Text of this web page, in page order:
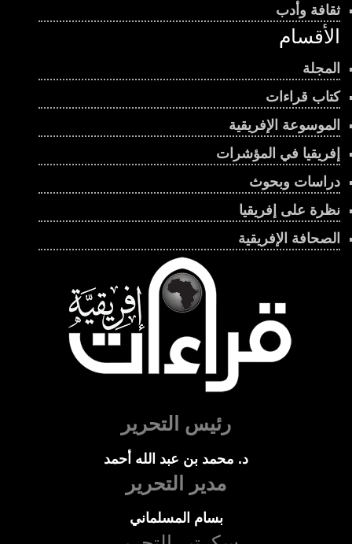
ثقافة وأدب
الأقسام
المجلة
كتاب قراءات
الموسوعة الإفريقية
إفريقيا في المؤشرات
دراسات وبحوث
نظرة على إفريقيا
الصحافة الإفريقية
رئيس التحرير
د. محمد بن عبد الله أحمد
مدير التحرير
بسام المسلماني